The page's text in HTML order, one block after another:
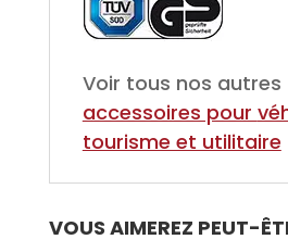
Voir tous nos autres
accessoires pour
tourisme et utilitaire
VOUS AIMEREZ PEUT-